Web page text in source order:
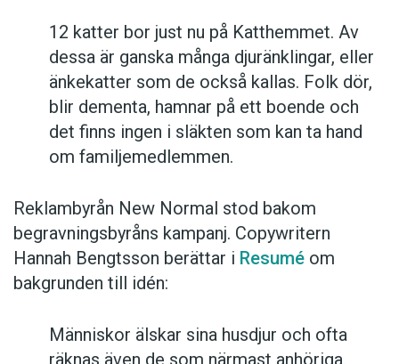
12 katter bor just nu på Katthemmet. Av
dessa är ganska många djuränklingar, eller
änkekatter som de också kallas. Folk dör,
blir dementa, hamnar på ett boende och
det finns ingen i släkten som kan ta hand
om familjemedlemmen.
Reklambyrån New Normal stod bakom
begravningsbyråns kampanj. Copywritern
Hannah Bengtsson berättar i Resumé om
bakgrunden till idén:
Människor älskar sina husdjur och ofta
räknas även de som närmast anhöriga,